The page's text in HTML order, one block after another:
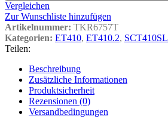
Vergleichen
Zur Wunschliste hinzufügen
Artikelnummer: TKR6757T
Kategorien: ET410, ET410.2, SCT410SL
Teilen:
Beschreibung
Zusätzliche Informationen
Produktsicherheit
Rezensionen (0)
Versandbedingungen